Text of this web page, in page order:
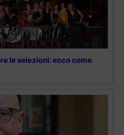
le selezioni: ecco come